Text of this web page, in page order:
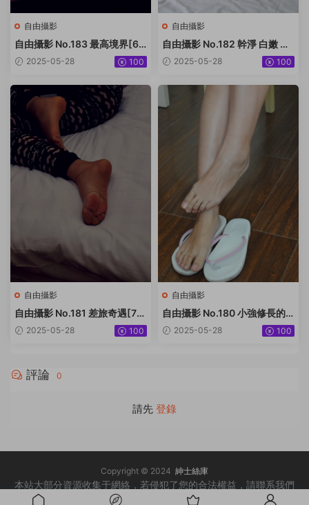
自由攝影
自由攝影 No.183 最高境界[61
P-57.2M]
2025-05-28 100
自由攝影
自由攝影 No.182 幹淨 白嫩 黑
甲[50P-52.9M]
2025-05-28 100
自由攝影
自由攝影 No.181 差旅奇遇[77
P-72M]
2025-05-28 100
自由攝影
自由攝影 No.180 小強修長的
大腿 美足[158P-183.9M]
2025-05-28 100
評論 0
請先 登錄
Copyright © 2024 紳士絲庫
本站大部分資源收集于網絡，若侵犯了您的合法權益，請聯系我們